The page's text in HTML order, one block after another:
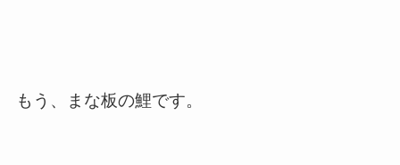
もう、まな板の鯉です。